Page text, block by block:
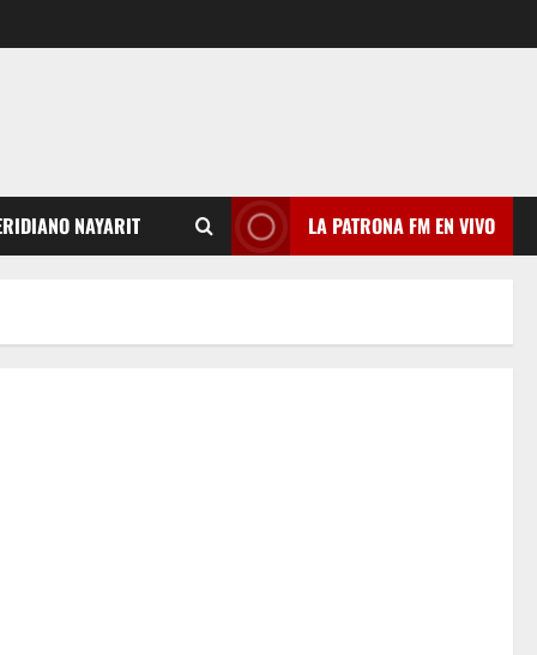
NAYARIT LA PATRONA FM EN VIVO